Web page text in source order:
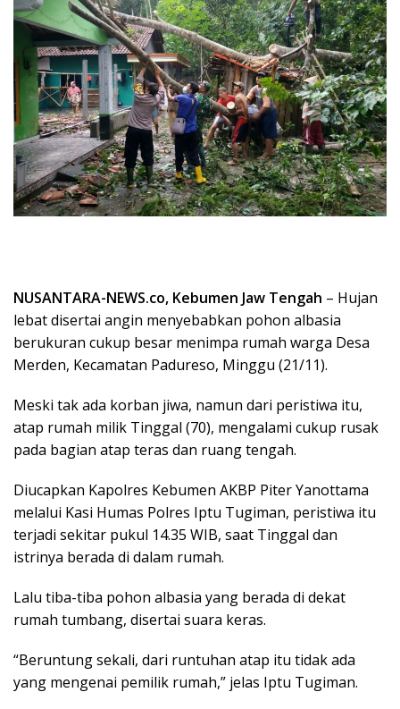
NUSANTARA-NEWS.co, Kebumen Jaw Tengah – Hujan
lebat disertai angin menyebabkan pohon albasia
berukuran cukup besar menimpa rumah warga Desa
Merden, Kecamatan Padureso, Minggu (21/11).
Meski tak ada korban jiwa, namun dari peristiwa itu,
atap rumah milik Tinggal (70), mengalami cukup rusak
pada bagian atap teras dan ruang tengah.
Diucapkan Kapolres Kebumen AKBP Piter Yanottama
melalui Kasi Humas Polres Iptu Tugiman, peristiwa itu
terjadi sekitar pukul 14.35 WIB, saat Tinggal dan
istrinya berada di dalam rumah.
Lalu tiba-tiba pohon albasia yang berada di dekat
rumah tumbang, disertai suara keras.
“Beruntung sekali, dari runtuhan atap itu tidak ada
yang mengenai pemilik rumah,” jelas Iptu Tugiman.